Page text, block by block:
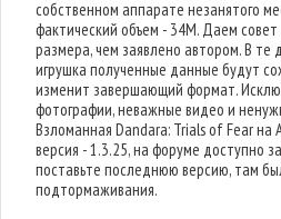
собственном аппарате незанятого
фактический объем - 34M. Даем
размера, чем заявлено автором. В те
игрушка полученные данные будут
изменит завершающий формат.
фотографии, неважные видео и
Взломанная Dandara: Trials of Fear на
версия - 1.3.25, на форуме доступно
поставьте последнюю версию, там
подтормаживания.